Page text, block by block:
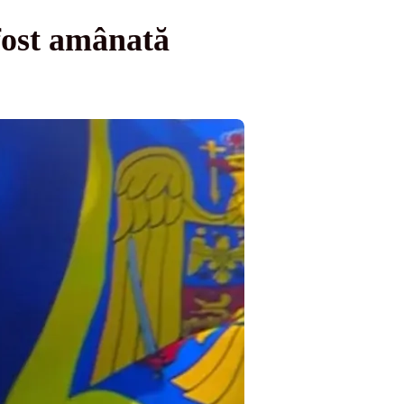
amânată